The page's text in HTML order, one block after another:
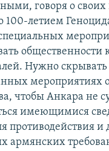
говоря о своих
100-летием
общественности
Нужно
мероприятиях
чтобы Анкара не
имеющимися
противодействия и
армянских